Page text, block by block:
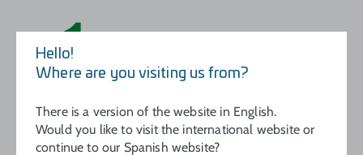
1
Hello!
Where are you visiting us from?
There is a version of the website in English.
Would you like to visit the international website or
continue to our Spanish website?